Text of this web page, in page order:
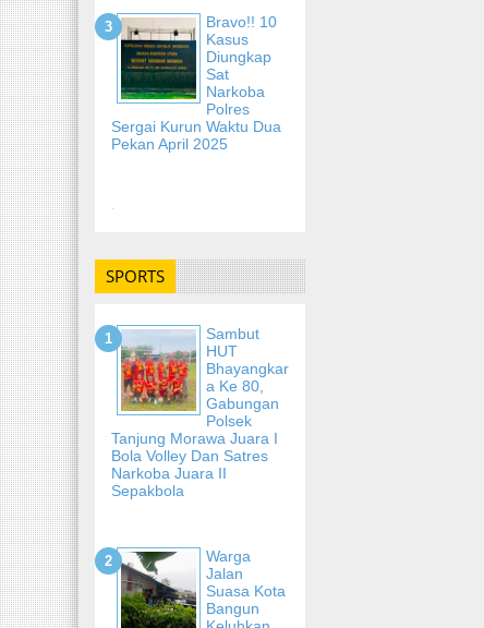
Bravo!! 10
Kasus
Diungkap
Sat
Narkoba
Polres
Sergai Kurun Waktu Dua
Pekan April 2025
-
SPORTS
Sambut
HUT
Bhayangkar
A Ke 80,
Gabungan
Polsek
Tanjung Morawa Juara I
Bola Volley Dan Satres
Narkoba Juara II
Sepakbola
Warga
Jalan
Suasa Kota
Bangun